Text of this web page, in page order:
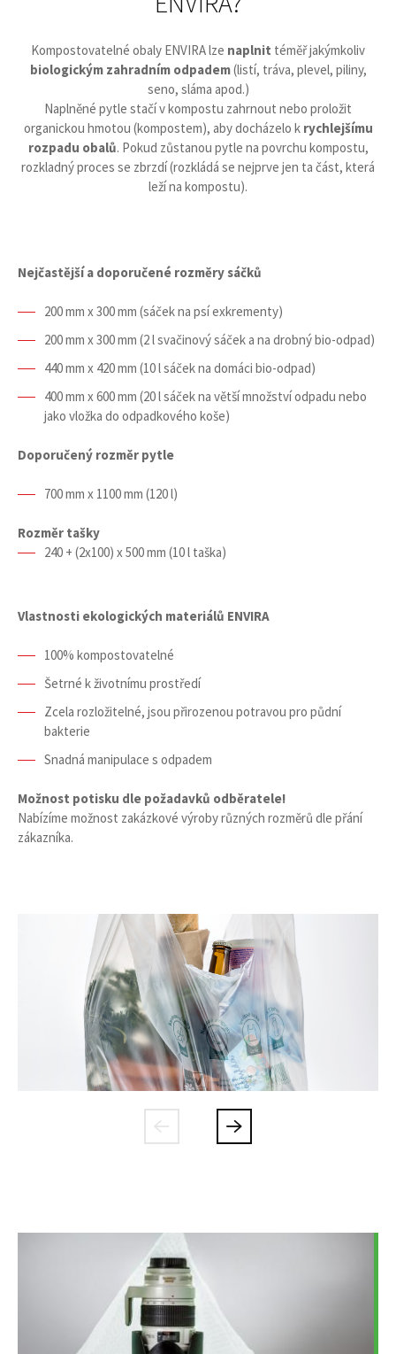
Kompostovatelné obaly ENVIRA lze naplnit téměř jakýmkoliv
biologickým zahradním odpadem(listí, tráva, plevel, piliny,
seno, sláma apod.)
Naplněné pytle stačí v kompostu zahrnout nebo proložit
organickou hmotou (kompostem), aby docházelo k rychlejšímu
rozpadu obalů. Pokud zůstanou pytle na povrchu kompostu,
rozkladný proces se zbrzdí (rozkládá se nejprve jen ta část, která
leží na kompostu).
Nejčastější a doporučené rozměry sáčků
200 mm x 300 mm (sáček na psí exkrementy)
200 mm x 300 mm (2 l svačinový sáček a na drobný bio-odpad)
440 mm x 420 mm (10 l sáček na domáci bio-odpad)
400 mm x 600 mm (20 l sáček na větší množství odpadu nebo
jako vložka do odpadkového koše)
Doporučený rozměr pytle
700 mm x 1100 mm (120 l)
Rozměr tašky
240 + (2x100) x 500 mm (10 l taška)
Vlastnosti ekologických materiálů ENVIRA
100% kompostovatelné
Šetrné k životnímu prostředí
Zcela rozložitelné, jsou přirozenou potravou pro půdní
bakterie
Snadná manipulace s odpadem
Možnost potisku dle požadavků odběratele!
Nabízíme možnost zakázkové výroby různých rozměrů dle přání
zákazníka.